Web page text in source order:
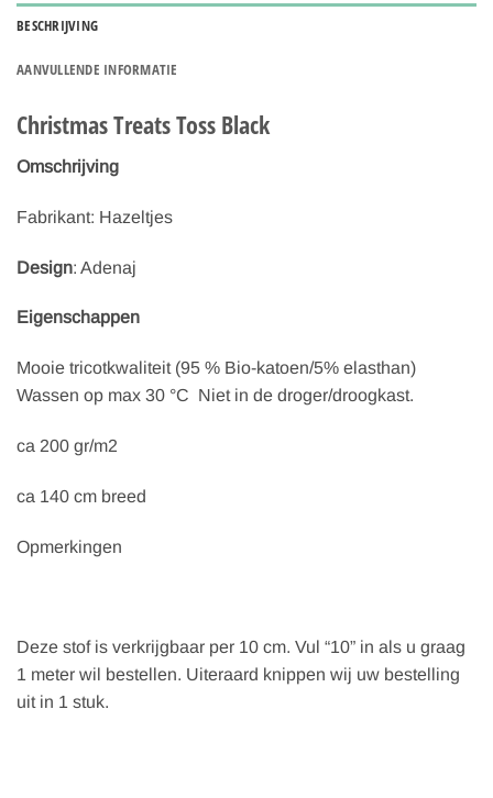
BESCHRIJVING
AANVULLENDE INFORMATIE
Christmas Treats Toss Black
Omschrijving
Fabrikant: Hazeltjes
Design: Adenaj
Eigenschappen
Mooie tricotkwaliteit (95 % Bio-katoen/5% elasthan)
Wassen op max 30 °C Niet in de droger/droogkast.
ca 200 gr/m2
ca 140 cm breed
Opmerkingen
Deze stof is verkrijgbaar per 10 cm. Vul “10” in als u graag
1 meter wil bestellen. Uiteraard knippen wij uw bestelling
uit in 1 stuk.